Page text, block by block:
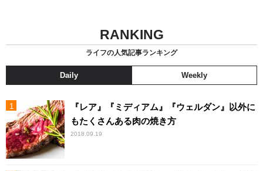
RANKING
ライフの人気記事ランキング
Daily Weekly
『レア』『ミディアム』『ウェルダン』以外に
もたくさんある肉の焼き方
2018.09.19